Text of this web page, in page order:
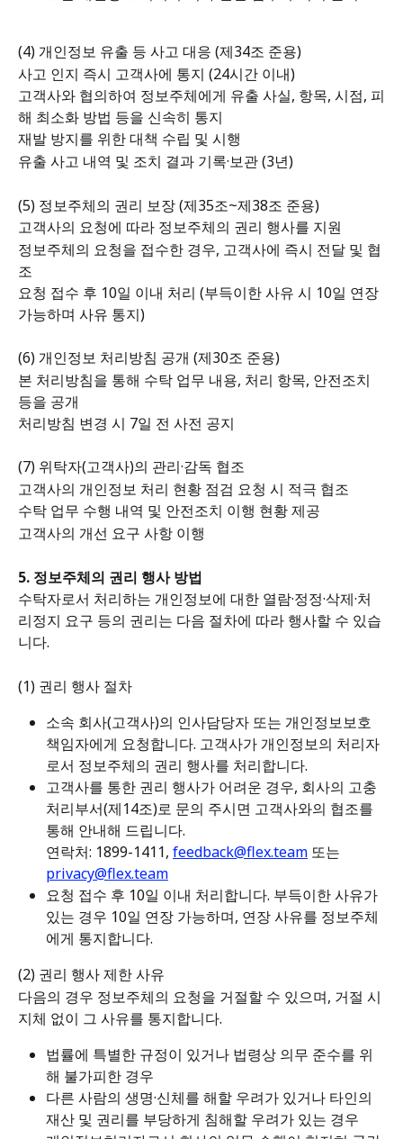
(4) 개인정보 유출 등 사고 대응 (제34조 준용)
사고 인지 즉시 고객사에 통지 (24시간 이내)
고객사와 협의하여 정보주체에게 유출 사실, 항목, 시점, 피
해 최소화 방법 등을 신속히 통지
재발 방지를 위한 대책 수립 및 시행
유출 사고 내역 및 조치 결과 기록·보관 (3년)
(5) 정보주체의 권리 보장 (제35조~제38조 준용)
고객사의 요청에 따라 정보주체의 권리 행사를 지원
정보주체의 요청을 접수한 경우, 고객사에 즉시 전달 및 협
조
요청 접수 후 10일 이내 처리 (부득이한 사유 시 10일 연장
가능하며 사유 통지)
(6) 개인정보 처리방침 공개 (제30조 준용)
본 처리방침을 통해 수탁 업무 내용, 처리 항목, 안전조치
등을 공개
처리방침 변경 시 7일 전 사전 공지
(7) 위탁자(고객사)의 관리·감독 협조
고객사의 개인정보 처리 현황 점검 요청 시 적극 협조
수탁 업무 수행 내역 및 안전조치 이행 현황 제공
고객사의 개선 요구 사항 이행
5. 정보주체의 권리 행사 방법
수탁자로서 처리하는 개인정보에 대한 열람·정정·삭제·처
리정지 요구 등의 권리는 다음 절차에 따라 행사할 수 있습
니다.
(1) 권리 행사 절차
소속 회사(고객사)의 인사담당자 또는 개인정보보호
책임자에게 요청합니다. 고객사가 개인정보의 처리자
로서 정보주체의 권리 행사를 처리합니다.
고객사를 통한 권리 행사가 어려운 경우, 회사의 고충
처리부서(제14조)로 문의 주시면 고객사와의 협조를
통해 안내해 드립니다.
연락처: 1899-1411, feedback@flex.team 또는
privacy@flex.team
요청 접수 후 10일 이내 처리합니다. 부득이한 사유가
있는 경우 10일 연장 가능하며, 연장 사유를 정보주체
에게 통지합니다.
(2) 권리 행사 제한 사유
다음의 경우 정보주체의 요청을 거절할 수 있으며, 거절 시
지체 없이 그 사유를 통지합니다.
법률에 특별한 규정이 있거나 법령상 의무 준수를 위
해 불가피한 경우
다른 사람의 생명·신체를 해할 우려가 있거나 타인의
재산 및 권리를 부당하게 침해할 우려가 있는 경우